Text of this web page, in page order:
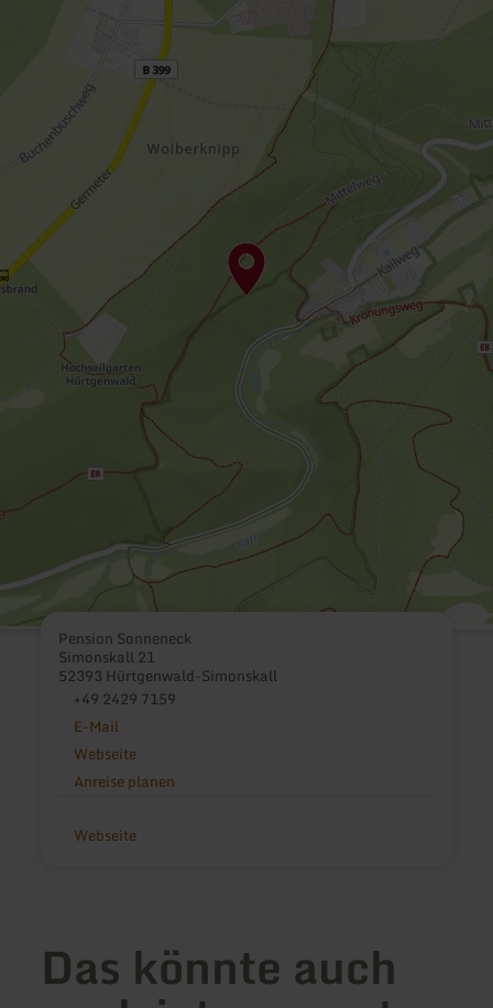
Pension Sonneneck
Simonskall 21
52393 Hürtgenwald-Simonskall
+49 2429 7159
E-Mail
Webseite
Anreise planen
Webseite
Das könnte auch